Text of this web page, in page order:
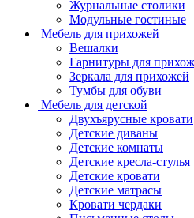
Журнальные столики
Модульные гостиные
Мебель для прихожей
Вешалки
Гарнитуры для
Зеркала для прихожей
Тумбы для обуви
Мебель для детской
Двухъярусные кровати
Детские диваны
Детские комнаты
Детские кресла-стулья
Детские кровати
Детские матрасы
Кровати чердаки